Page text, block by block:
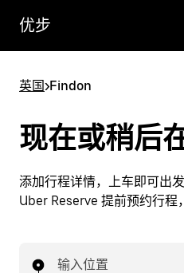
优步
英国>Findon
现在或稍后
添加行程详情，上车即可出
Uber Reserve 提前预约行程
输入位置